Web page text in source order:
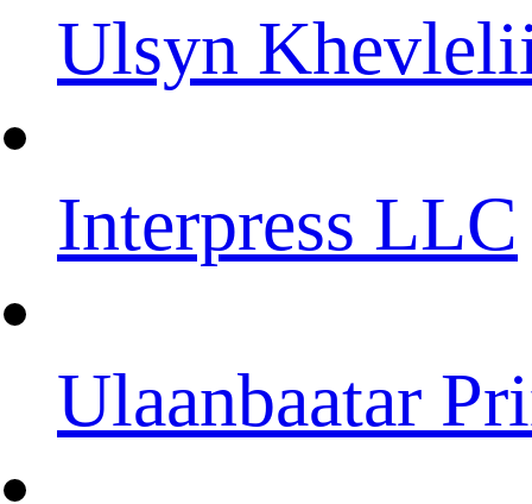
Ulsyn
Interpress LLC
Ulaanbaatar